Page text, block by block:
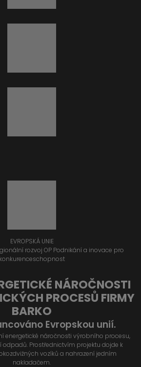
EVROPSKÁ UNIE
rozvoj OP Podnikání a inovace pro
konkurenceschopnost
NÁROČNOSTI
PROCESŮ FIRMY
BARKO
Evropskou unií.
energetické náročnosti výrobního procesu,
odpadů. Prostřednictvím projektu dojde k
vozíků a nahrazení jedním
nakladačem.